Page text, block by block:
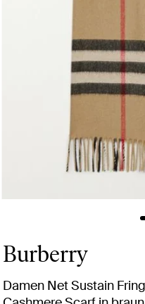
Burberry
Damen Net Sustain